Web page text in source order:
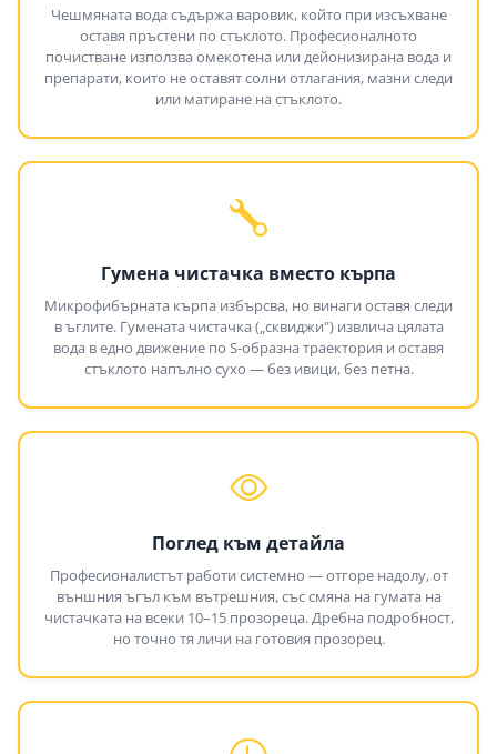
Чешмяната вода съдържа варовик, който при изсъхване
оставя пръстени по стъклото. Професионалното
почистване използва омекотена или дейонизирана вода и
препарати, които не оставят солни отлагания, мазни следи
или матиране на стъклото.
Гумена чистачка вместо кърпа
Микрофибърната кърпа избърсва, но винаги оставя следи
в ъглите. Гумената чистачка („сквиджи") извлича цялата
вода в едно движение по S-образна траектория и оставя
стъклото напълно сухо — без ивици, без петна.
Поглед към детайла
Професионалистът работи системно — отгоре надолу, от
външния ъгъл към вътрешния, със смяна на гумата на
чистачката на всеки 10–15 прозореца. Дребна подробност,
но точно тя личи на готовия прозорец.